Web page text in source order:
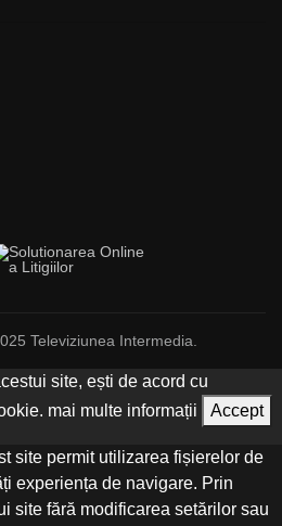
Televiziunea Intermedia.
site, ești de acord cu
mai multe informații Accept
site permit utilizarea fișierelor de
experiența de navigare. Prin
site fără modificarea setărilor sau